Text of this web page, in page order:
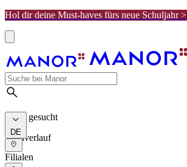
Hol dir deine Must-haves fürs neue Schuljahr >
Meist gesucht
Suchverlauf
DE
Filialen